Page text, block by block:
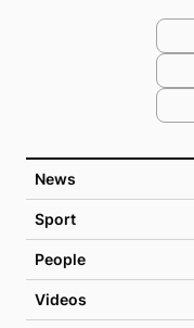
News
Sport
People
Videos